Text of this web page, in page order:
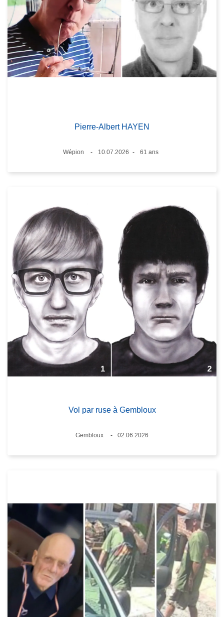
Pierre-Albert HAYEN
Lieux
Wépion
10.07.2026
61 ans
Vol par ruse à Gembloux
Lieux
Gembloux
02.06.2026